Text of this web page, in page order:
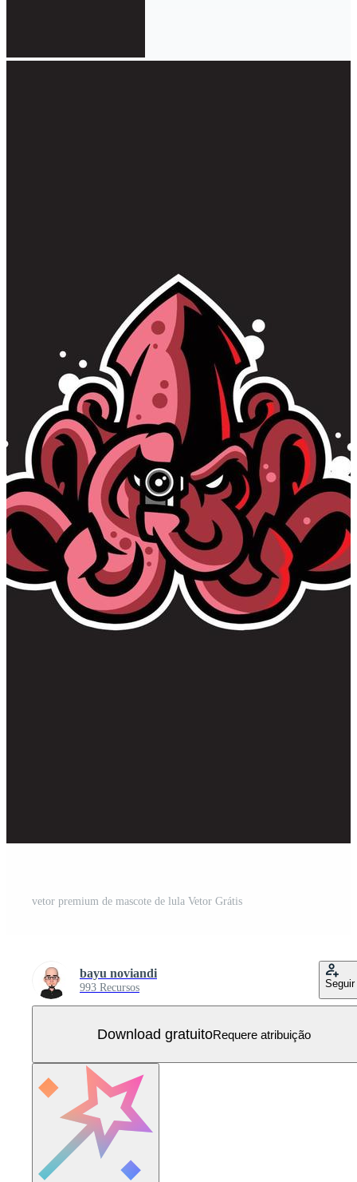
vetor premium de mascote de lula Vetor Grátis
bayu noviandi
993 Recursos Seguir
Download gratuitoRequere atribuição